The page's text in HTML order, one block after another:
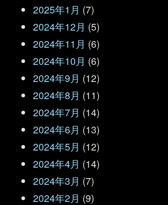
2025年1月 (7)
2024年12月 (5)
2024年11月 (6)
2024年10月 (6)
2024年9月 (12)
2024年8月 (11)
2024年7月 (14)
2024年6月 (13)
2024年5月 (12)
2024年4月 (14)
2024年3月 (7)
2024年2月 (9)